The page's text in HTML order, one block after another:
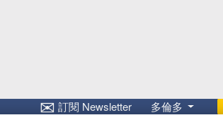
✉訂閱 Newsletter 多倫多